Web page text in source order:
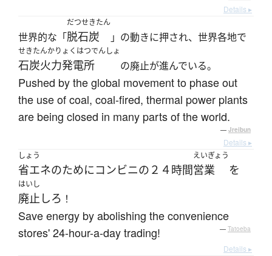
Details ▸
世界的な「
だつせきたん
脱石炭 」の動きに押され、世界各地で
せきたんかりょくはつでんしょ
石炭火力発電所 の廃止が進んでいる。
Pushed by the global movement to phase out
the use of coal, coal-fired, thermal power plants
are being closed in many parts of the world.
— Jreibun
Details ▸
しょう
省エネのためにコンビニの ２４時間
えいぎょう
営業 を
はいし
廃止 しろ ！
Save energy by abolishing the convenience
stores' 24-hour-a-day trading!
— Tatoeba
Details ▸